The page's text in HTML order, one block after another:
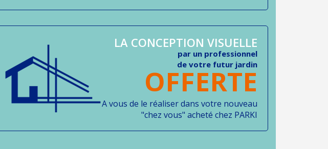
LA CONCEPTION VISUELLE
par un professionnel
de votre futur jardin
OFFERTE
A vous de le réaliser dans votre nouveau
"chez vous" acheté chez PARKI